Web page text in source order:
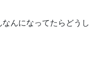
んになってたらどうし